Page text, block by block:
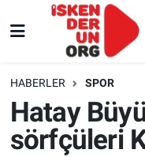
HABERLER SPOR
Hatay
sörfçüleri